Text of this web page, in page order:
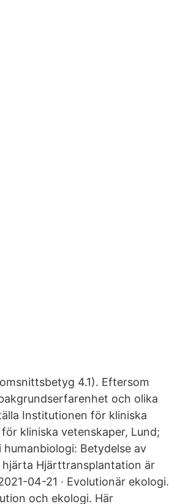
4.1). Eftersom
och olika
Institutionen för kliniska
kliniska vetenskaper, Lund;
Betydelse av
Hjärttransplantation är
04-21 · Evolutionär ekologi.
och ekologi. Här